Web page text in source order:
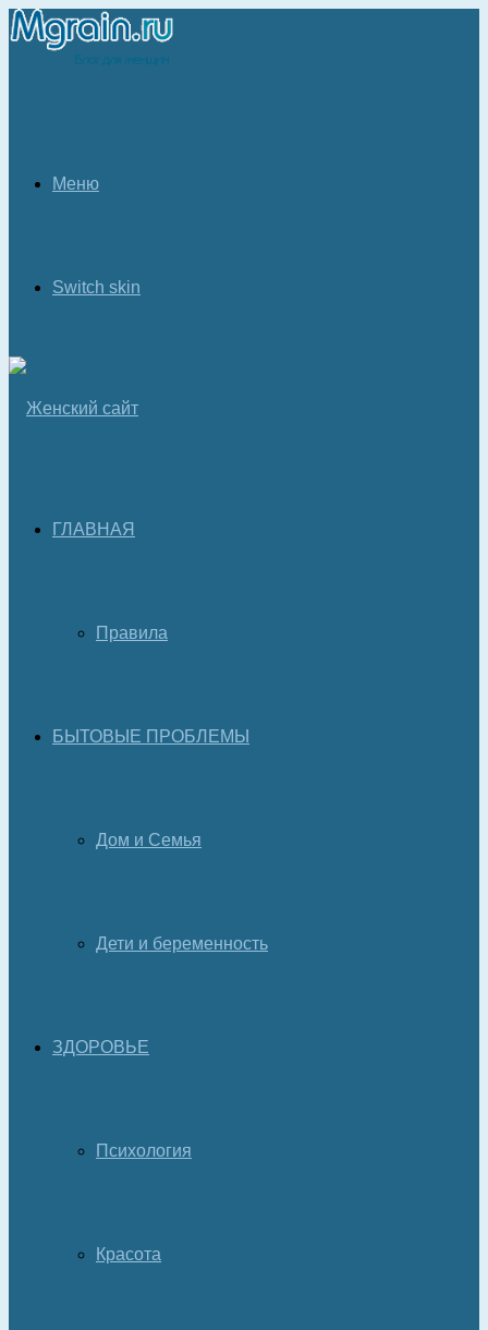
Меню
Switch skin
ГЛАВНАЯ
Правила
БЫТОВЫЕ ПРОБЛЕМЫ
Дом и Семья
Дети и беременность
ЗДОРОВЬЕ
Психология
Красота